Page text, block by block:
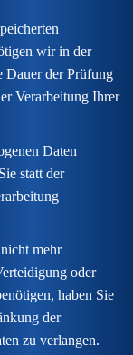
wir in der
Dauer der Prüfung
Verarbeitung Ihrer
Daten
statt der
mehr
oder
haben Sie
der
zu verlangen.